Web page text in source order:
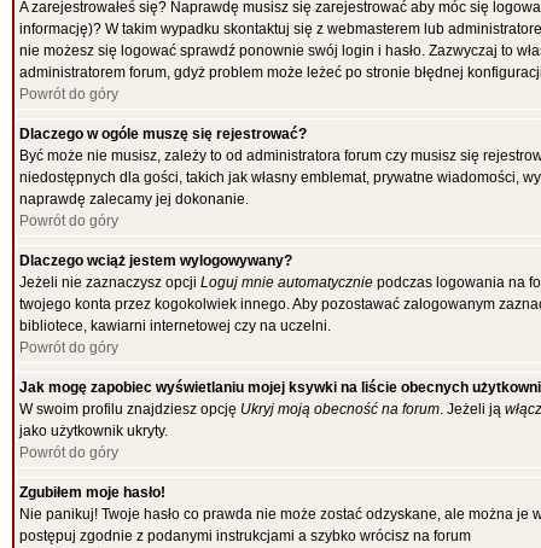
A zarejestrowałeś się? Naprawdę musisz się zarejestrować aby móc się
informację)? W takim wypadku skontaktuj się z webmasterem lub
nie możesz się logować sprawdź ponownie swój login i hasło. Zazwyczaj to
administratorem forum, gdyż problem może leżeć po stronie błędnej
Powrót do góry
Dlaczego w ogóle muszę się rejestrować?
Być może nie musisz, zależy to od administratora forum czy musisz się
niedostępnych dla gości, takich jak własny emblemat, prywatne wiadomości,
naprawdę zalecamy jej dokonanie.
Powrót do góry
Dlaczego wciąż jestem wylogowywany?
Jeżeli nie zaznaczysz opcji Loguj mnie automatycznie podczas logowania na
twojego konta przez kogokolwiek innego. Aby pozostawać zalogowanym
bibliotece, kawiarni internetowej czy na uczelni.
Powrót do góry
Jak mogę zapobiec wyświetlaniu mojej ksywki na liście obecnych
W swoim profilu znajdziesz opcję Ukryj moją obecność na forum. Jeżeli ją
jako użytkownik ukryty.
Powrót do góry
Zgubiłem moje hasło!
Nie panikuj! Twoje hasło co prawda nie może zostać odzyskane, ale można
postępuj zgodnie z podanymi instrukcjami a szybko wrócisz na forum